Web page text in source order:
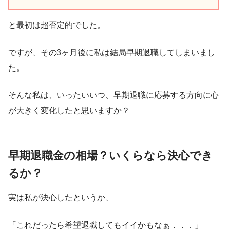
と最初は超否定的でした。
ですが、その3ヶ月後に私は結局早期退職してしまいまし
た。
そんな私は、いったいいつ、早期退職に応募する方向に心
が大きく変化したと思いますか？
早期退職金の相場？いくらなら決心でき
るか？
実は私が決心したというか、
「これだったら希望退職してもイイかもなぁ．．．」